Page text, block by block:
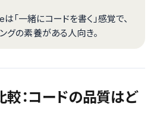
「一緒にコードを書く」感覚で、
グの素養がある人向き。
較：コードの品質はど